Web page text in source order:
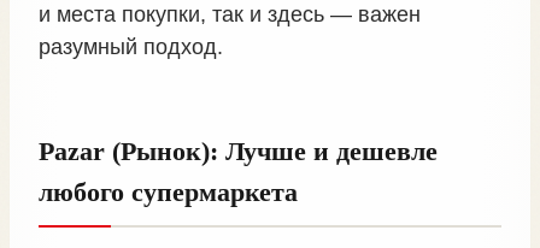
и места покупки, так и здесь — важен
разумный подход.
Pazar (Рынок): Лучше и дешевле
любого супермаркета